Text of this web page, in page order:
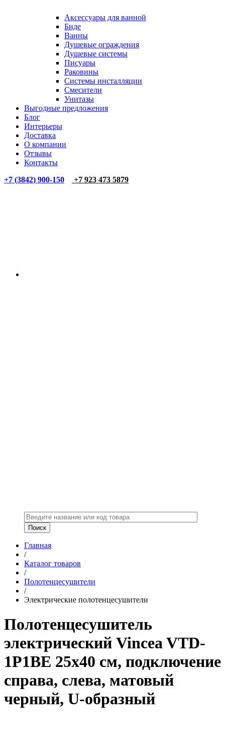
Аксессуары для ванной
Биде
Ванны
Душевые ограждения
Душевые системы
Писуары
Раковины
Системы инсталляции
Смесители
Унитазы
Выгодные предложения
Блог
Интерьеры
Доставка
О компании
Отзывы
Контакты
+7 (3842) 900-150
+7 923 473 5879
Главная
/
Каталог товаров
/
Полотенцесушители
/
Электрические полотенцесушители
Полотенцесушитель
электрический Vincea VTD-
1P1BE 25x40 см, подключение
справа, слева, матовый
черный, U-образный